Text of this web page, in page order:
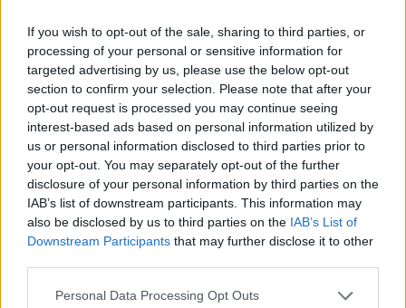
If you wish to opt-out of the sale, sharing to third parties, or
processing of your personal or sensitive information for
targeted advertising by us, please use the below opt-out
section to confirm your selection. Please note that after your
opt-out request is processed you may continue seeing
interest-based ads based on personal information utilized by
us or personal information disclosed to third parties prior to
your opt-out. You may separately opt-out of the further
disclosure of your personal information by third parties on the
IAB’s list of downstream participants. This information may
also be disclosed by us to third parties on the IAB’s List of
Downstream Participants that may further disclose it to other
Personal Data Processing Opt Outs
- Løberen forsøgte at skræmme ulven væk med
høje råb, og efter et stykke tid fortrak ulven og
fulgte efter hvalpen, skriver styrelsen.
Ifølge styrelsen har eksperter fra Nationalt Center
for Miljø og Energi (DCE) under Aarhus Universitet
og Naturhistorisk Museum Aarhus vurderet, at
situationen ikke var farlig, og at ulvens adfærd
fandt sted for at få løberen væk fra ulvehvalpen.
Men for at undgå "potentielle konfliktsituationer"